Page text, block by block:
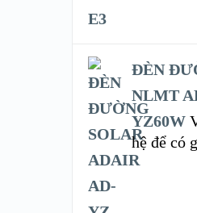
ĐÈN
NLMT
YZ60W
hệ để có